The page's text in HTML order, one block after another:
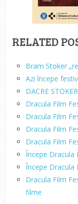
RELATED
Bram Stoker
Azi începe
DACRE
Dracula Film
Dracula Film
Dracula Film
Dracula Film
Începe Dracula
Începe Dracula
Dracula Film
filme